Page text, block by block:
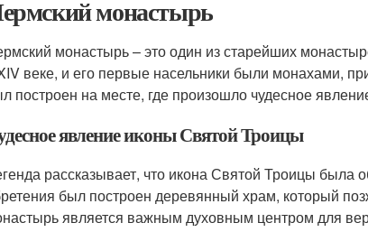
монастырь
монастырь – это один из старейших
веке, и его первые насельники были монахами,
построен на месте, где произошло чудесное
явление иконы Святой Троицы
рассказывает, что икона Святой Троицы была
был построен деревянный храм, который
является важным духовным центром для